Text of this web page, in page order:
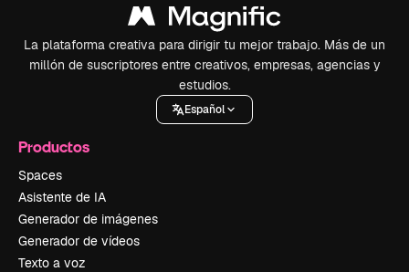
La plataforma creativa para dirigir tu mejor trabajo. Más de un
millón de suscriptores entre creativos, empresas, agencias y
estudios.
Español
Productos
Spaces
Asistente de IA
Generador de imágenes
Generador de vídeos
Texto a voz